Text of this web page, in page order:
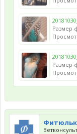
Размер
Размер